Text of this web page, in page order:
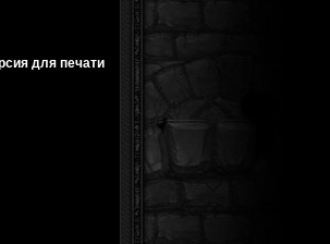
для печати